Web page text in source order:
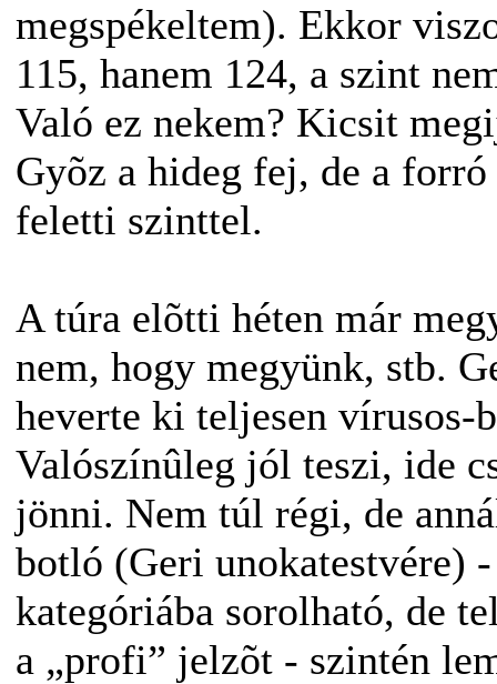
megspékeltem). Ekkor
115, hanem 124, a szint
Való ez nekem? Kicsit
Gyõz a hideg fej, de a
feletti szinttel.
A túra elõtti héten már
nem, hogy megyünk, stb.
heverte ki teljesen vírusos-
Valószínûleg jól teszi, ide
jönni. Nem túl régi, de
botló (Geri unokatestvére)
kategóriába sorolható, de
a „profi” jelzõt - szintén